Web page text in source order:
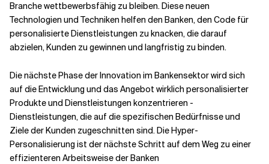
Verwandte Themen
Branche wettbewerbsfähig zu bleiben. Diese neuen
Technologien und Techniken helfen den Banken, den Code für
personalisierte Dienstleistungen zu knacken, die darauf
abzielen, Kunden zu gewinnen und langfristig zu binden.
Die nächste Phase der Innovation im Bankensektor wird sich
auf die Entwicklung und das Angebot wirklich personalisierter
Produkte und Dienstleistungen konzentrieren -
Dienstleistungen, die auf die spezifischen Bedürfnisse und
Ziele der Kunden zugeschnitten sind. Die Hyper-
Personalisierung ist der nächste Schritt auf dem Weg zu einer
effizienteren Arbeitsweise der Banken